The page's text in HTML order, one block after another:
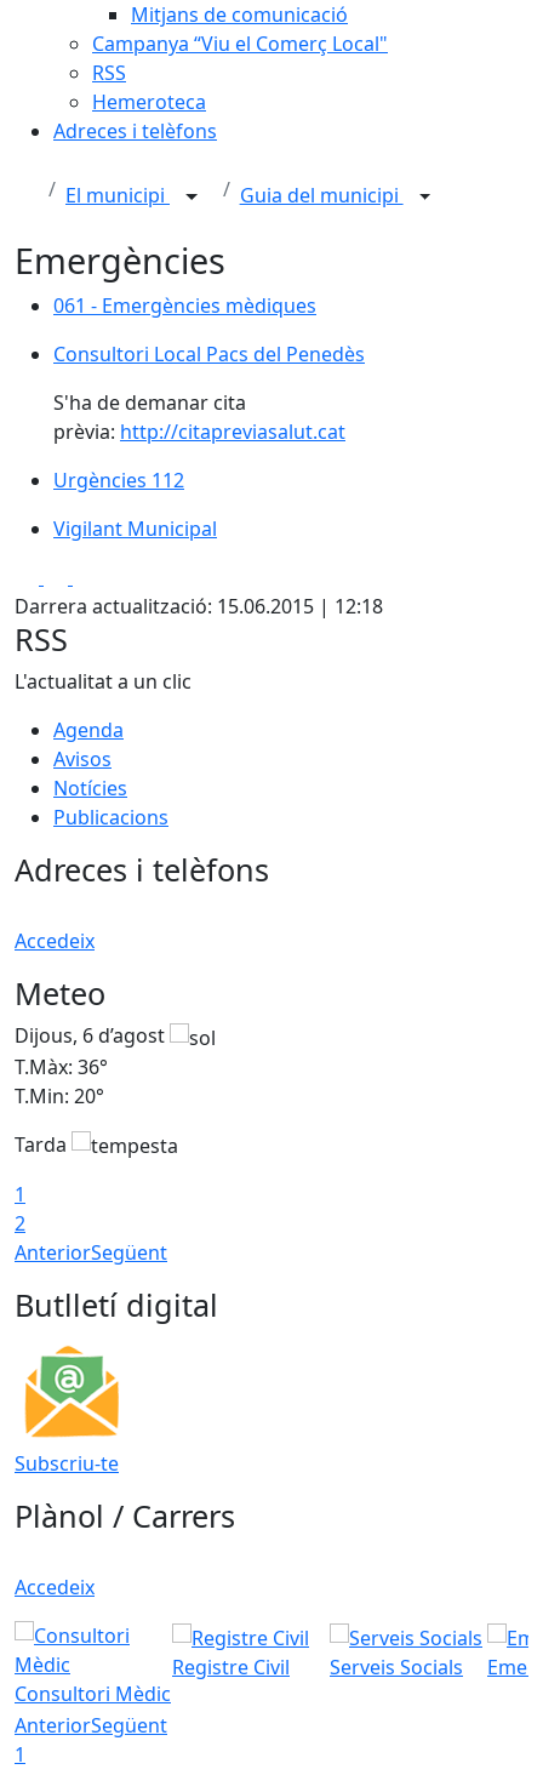
Mitjans de comunicació
Campanya “Viu el Comerç Local"
RSS
Hemeroteca
Adreces i telèfons
El municipi Guia del municipi
Emergències
061 - Emergències mèdiques
061 - Emergències mèdiques
Consultori Local Pacs del Penedès
Consultori Local Pacs del Penedès
S'ha de demanar cita
prèvia: http://citapreviasalut.cat
Urgències 112
Urgències 112
Vigilant Municipal
Vigilant Municipal
Darrera actualització: 15.06.2015 | 12:18
RSS
L'actualitat a un clic
Agenda
Avisos
Notícies
Publicacions
Adreces i telèfons
Accedeix
Meteo
Dijous, 6 d’agost
T.Màx: 36°
T.Min: 20°
Tarda
1
2
AnteriorSegüent
Butlletí digital
Subscriu-te
Plànol / Carrers
Accedeix
Consultori Mèdic
Registre Civil Serveis Socials
AnteriorSegüent
1